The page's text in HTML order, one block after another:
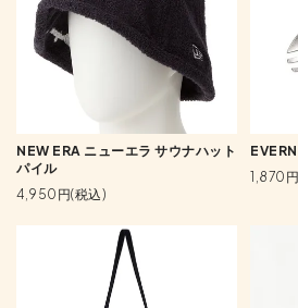
NEW ERA ニューエラ サウナハット
パイル
4,950円(税込)
1,870